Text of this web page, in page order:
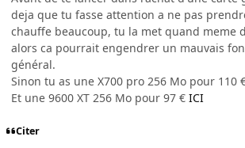
deja que tu fasse attention a ne pas
chauffe beaucoup, tu la met quand meme
alors ca pourrait engendrer un mauvais
général.
Sinon tu as une X700 pro 256 Mo pour 110
Et une 9600 XT 256 Mo pour 97 € ICI
Citer